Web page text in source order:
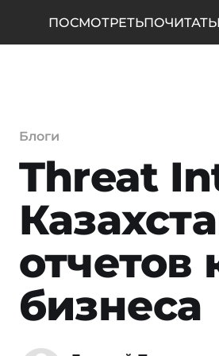
ПОСМОТРЕТЬПОЧИТАТЬ
Блоги
Threat
отчетов
бизнеса